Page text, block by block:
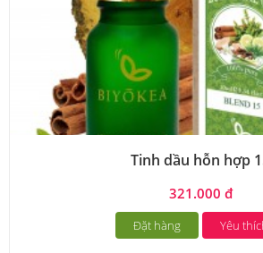
Tinh dầu hỗn hợp
321.000 đ
Đặt hàng Yêu